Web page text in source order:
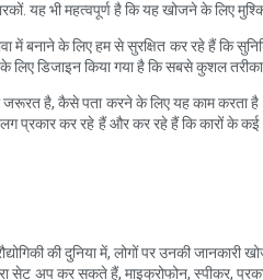
यह भी महत्वपूर्ण है कि यह खोजने के लिए
के लिए हम से सुरक्षित कर रहे हैं कि
डिजाइन किया गया है कि सबसे कुशल तरीका
है, कैसे पता करने के लिए यह काम
प्रकार कर रहे हैं और कर रहे हैं कि कारों
की दुनिया में, लोगों पर उनकी
सेट अप कर सकते हैं, माइक्रोफोन,